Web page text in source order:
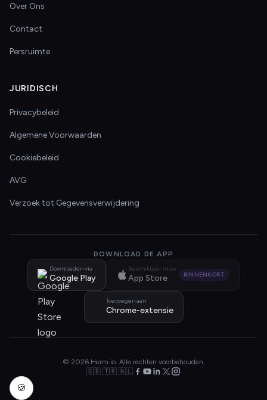
Over Ons
Contact
Persruimte
JURIDISCH
Privacybeleid
Algemene Voorwaarden
Cookiebeleid
AVG
Verzoek tot Gegevensverwijdering
DOWNLOAD DE APP
Downloaden via
Google Play
Beschikbaar in de
App Store BINNENKORT
Toevoegen aan
Chrome-extensie
© 2026 Herm.io. Alle rechten voorbehouden.
🇬🇧 🇹🇷 🇳🇱
🍪